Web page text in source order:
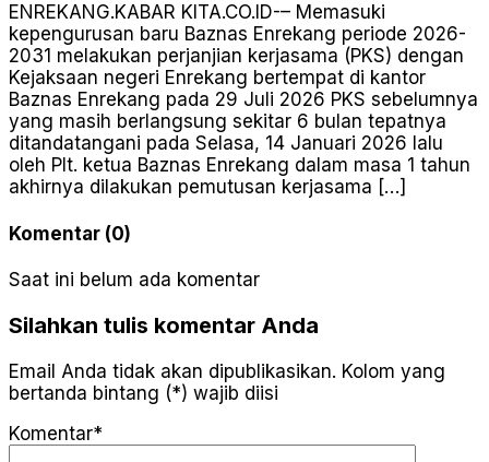
ENREKANG.KABAR KITA.CO.ID-– Memasuki
kepengurusan baru Baznas Enrekang periode 2026-
2031 melakukan perjanjian kerjasama (PKS) dengan
Kejaksaan negeri Enrekang bertempat di kantor
Baznas Enrekang pada 29 Juli 2026 PKS sebelumnya
yang masih berlangsung sekitar 6 bulan tepatnya
ditandatangani pada Selasa, 14 Januari 2026 lalu
oleh Plt. ketua Baznas Enrekang dalam masa 1 tahun
akhirnya dilakukan pemutusan kerjasama […]
Komentar (0)
Saat ini belum ada komentar
Silahkan tulis komentar Anda
Email Anda tidak akan dipublikasikan. Kolom yang
bertanda bintang (*) wajib diisi
Komentar*